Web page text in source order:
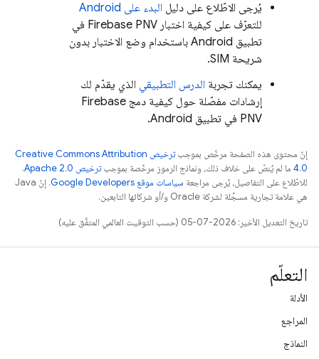
يُرجى الاطّلاع على دليل البدء على Android
للتعرّف على كيفية اختبار Firebase PNV في
تطبيق Android باستخدام وضع الاختبار بدون
شريحة SIM.
يمكنك تجربة الدرس التطبيقي الذي يقدّم لك
إرشادات مفصّلة حول كيفية دمج Firebase
PNV في تطبيق Android.
إنّ محتوى هذه الصفحة مرخّص بموجب
ترخيص Creative Commons Attribution
4.0‏ ما لم يُنصّ على خلاف ذلك، ونماذج الرموز مرخّصة بموجبترخيص Apache 2.0‏
.
للاطّلاع على التفاصيل، يُرجى مراجعة سياسات موقع Google Developers‏
. إنّ Java
هي علامة تجارية مسجَّلة لشركة Oracle و/أو شركائها التابعين.
تاريخ التعديل الأخير: 2026-07-05 (حسب التوقيت العالمي المتفَّق عليه)
التعلّم
الأدلة
المراجع
النماذج